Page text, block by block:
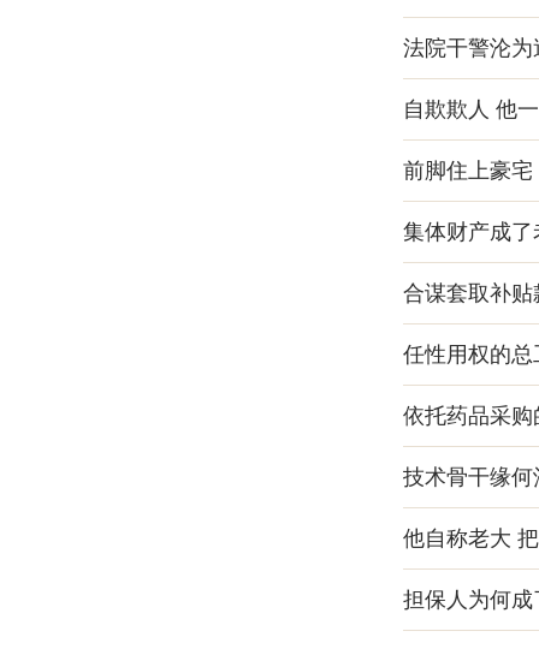
法院干警沦为
自欺欺人 他
前脚住上豪
集体财产成
合谋套取补
任性用权的总
依托药品采
技术骨干缘
他自称老大
担保人为何成